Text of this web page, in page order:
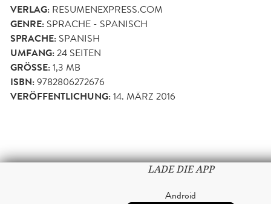
VERLAG: RESUMENEXPRESS.COM
GENRE: SPRACHE - SPANISCH
SPRACHE: SPANISH
UMFANG:24 SEITEN
GRÖSSE: 1,3 MB
ISBN:9782806272676
VERÖFFENTLICHUNG:14. MÄRZ 2016
LADE DIE APP
Android